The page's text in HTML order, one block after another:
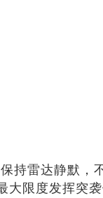
持雷达静默
限度发挥突袭